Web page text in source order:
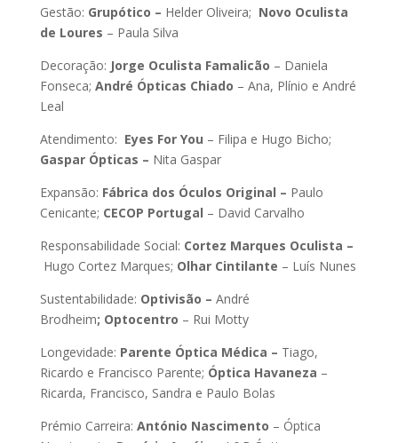
Gestão: Grupótico – Helder Oliveira; Novo Oculista
de Loures – Paula Silva
Decoração: Jorge Oculista Famalicão – Daniela
Fonseca; André Ópticas Chiado – Ana, Plínio e André
Leal
Atendimento: Eyes For You – Filipa e Hugo Bicho;
Gaspar Ópticas – Nita Gaspar
Expansão: Fábrica dos Óculos Original – Paulo
Cenicante; CECOP Portugal – David Carvalho
Responsabilidade Social: Cortez Marques Oculista –
Hugo Cortez Marques; Olhar Cintilante – Luís Nunes
Sustentabilidade: Optivisão – André
Brodheim; Optocentro – Rui Motty
Longevidade: Parente Óptica Médica – Tiago,
Ricardo e Francisco Parente; Óptica Havaneza –
Ricarda, Francisco, Sandra e Paulo Bolas
Prémio Carreira: António Nascimento – Óptica